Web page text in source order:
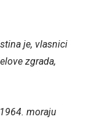
je, vlasnici
zgrada,
moraju